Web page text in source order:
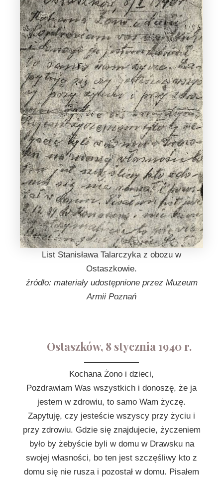
List Stanisława Talarczyka z obozu w
Ostaszkowie.
źródło: materiały udostępnione przez Muzeum
Armii Poznań
Ostaszków, 8 stycznia 1940 r.
Kochana Żono i dzieci,
Pozdrawiam Was wszystkich i donoszę, że ja
jestem w zdrowiu, to samo Wam życzę.
Zapytuję, czy jesteście wszyscy przy życiu i
przy zdrowiu. Gdzie się znajdujecie, życzeniem
było by żebyście byli w domu w Drawsku na
swojej własności, bo ten jest szczęśliwy kto z
domu się nie rusza i pozostał w domu. Pisałem